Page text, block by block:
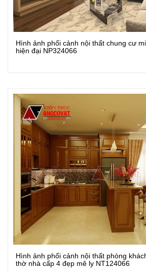
Xem Chi Tiết
Hình ảnh phối cảnh nội thất chung cư
hiện đại NP324066
Xem Chi Tiết
Hình ảnh phối cảnh nội thất phòng
thờ nhà cấp 4 đẹp mê ly NT124066